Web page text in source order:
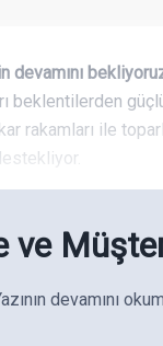
devamını
beklentilerden
rakamları ile
ve
devamını